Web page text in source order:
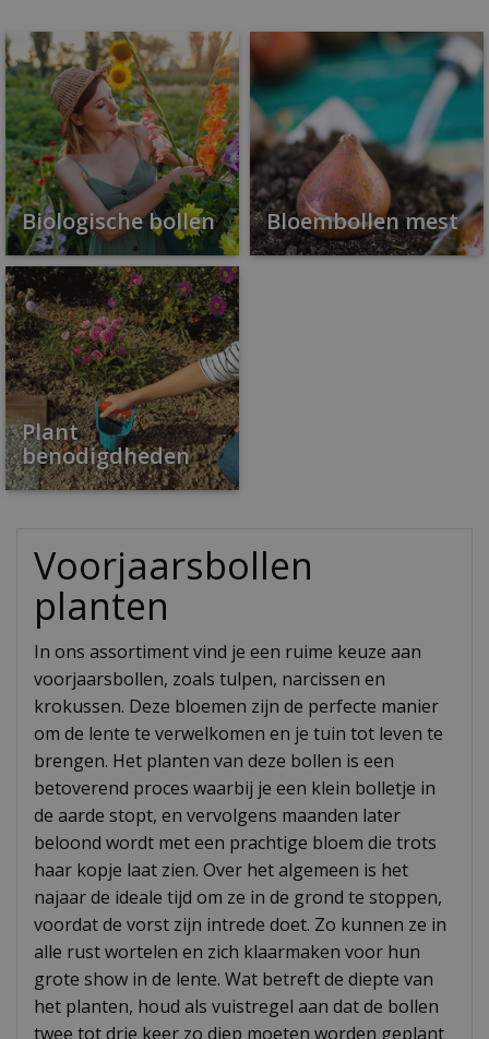
Biologische bollen Bloembollen mest
Plant
benodigdheden
Voorjaarsbollen
planten
In ons assortiment vind je een ruime keuze aan
voorjaarsbollen, zoals tulpen, narcissen en
krokussen. Deze bloemen zijn de perfecte manier
om de lente te verwelkomen en je tuin tot leven te
brengen. Het planten van deze bollen is een
betoverend proces waarbij je een klein bolletje in
de aarde stopt, en vervolgens maanden later
beloond wordt met een prachtige bloem die trots
haar kopje laat zien. Over het algemeen is het
najaar de ideale tijd om ze in de grond te stoppen,
voordat de vorst zijn intrede doet. Zo kunnen ze in
alle rust wortelen en zich klaarmaken voor hun
grote show in de lente. Wat betreft de diepte van
het planten, houd als vuistregel aan dat de bollen
twee tot drie keer zo diep moeten worden geplant